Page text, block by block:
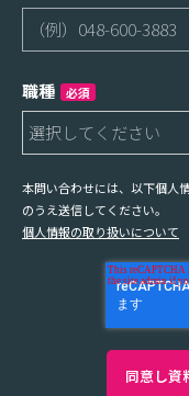
職種 必須
本問い合わせには、以下個人
のうえ送信してください。
個人情報の取り扱いについて